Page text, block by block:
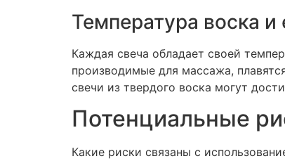
Температура воска
Каждая свеча обладает своей
производимые для массажа,
свечи из твердого воска могут
Потенциальные
Какие риски связаны с